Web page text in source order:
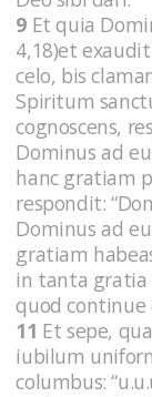
9 Et quia
4,18)et
celo, bis
Spiritum
cognoscens,
Dominus ad
hanc gratiam
respondit:
Dominus ad
gratiam
in tanta
quod
11 Et sepe,
iubilum
columbus: